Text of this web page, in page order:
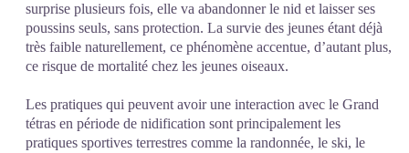
surprise plusieurs fois, elle va abandonner le nid et laisser ses
poussins seuls, sans protection. La survie des jeunes étant déjà
très faible naturellement, ce phénomène accentue, d’autant plus,
ce risque de mortalité chez les jeunes oiseaux.
Les pratiques qui peuvent avoir une interaction avec le Grand
tétras en période de nidification sont principalement les
pratiques sportives terrestres comme la randonnée, le ski, le